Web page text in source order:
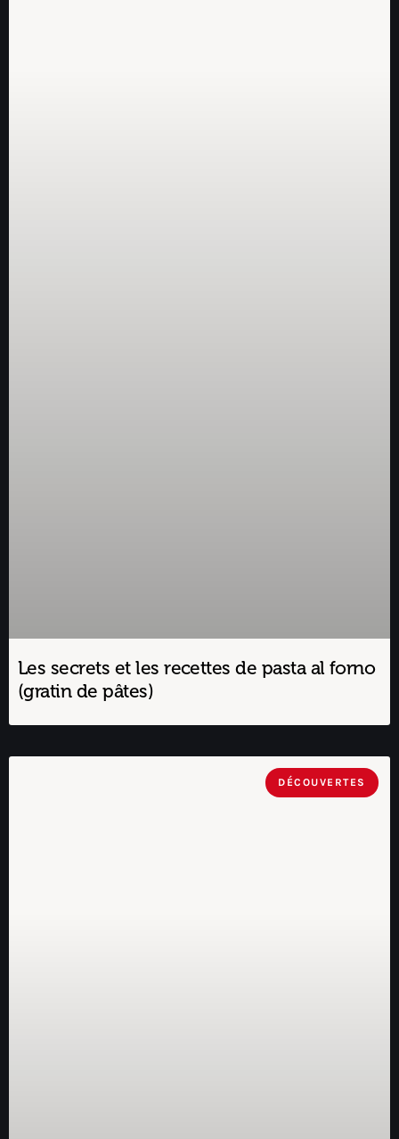
Les secrets et les recettes de pasta al forno
(gratin de pâtes)
DÉCOUVERTES